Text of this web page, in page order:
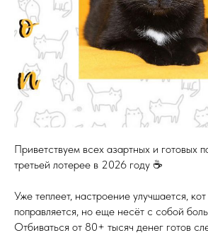
Приветствуем всех азартных и готовых
третьей лотерее в 2026 году ☕️
Уже теплеет, настроение улучшается,
поправляется, но еще несёт с собой
Отбиваться от 80+ тысяч денег готов